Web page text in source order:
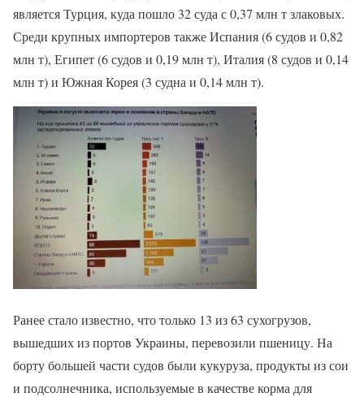
является Турция, куда пошло 32 суда с 0,37 млн т злаковых.
Среди крупных импортеров также Испания (6 судов и 0,82
млн т), Египет (6 судов и 0,19 млн т), Италия (8 судов и 0,14
млн т) и Южная Корея (3 судна и 0,14 млн т).
Ранее стало известно, что только 13 из 63 сухогрузов,
вышедших из портов Украины, перевозили пшеницу. На
борту большей части судов были кукуруза, продукты из сои
и подсолнечника, используемые в качестве корма для